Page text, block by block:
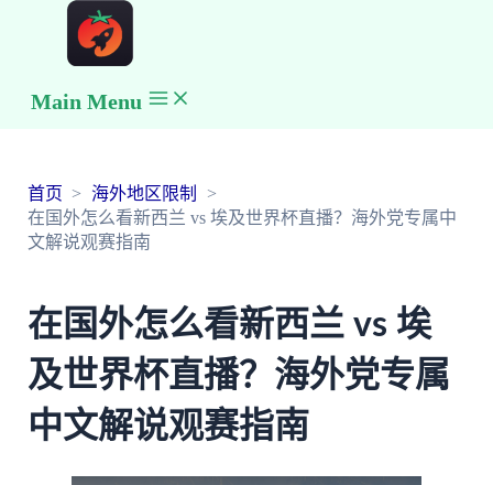
Main Menu
首页
海外地区限制
在国外怎么看新西兰 vs 埃及世界杯直播？海外党专属中
文解说观赛指南
在国外怎么看新西兰 vs 埃
及世界杯直播？海外党专属
中文解说观赛指南